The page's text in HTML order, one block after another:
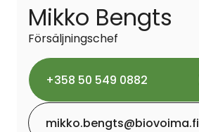
Mikko Bengts
Försäljningschef
+358 50 549 0882
mikko.bengts@biovoima.fi